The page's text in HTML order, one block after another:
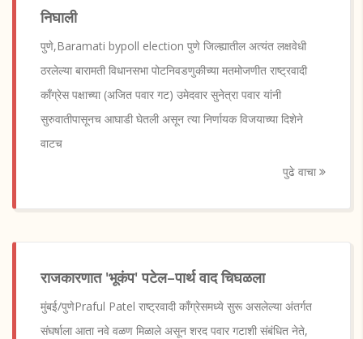
निघाली
पुणे,Baramati bypoll election पुणे जिल्ह्यातील अत्यंत लक्षवेधी
ठरलेल्या बारामती विधानसभा पोटनिवडणुकीच्या मतमोजणीत राष्ट्रवादी
काँग्रेस पक्षाच्या (अजित पवार गट) उमेदवार सुनेत्रा पवार यांनी
सुरुवातीपासूनच आघाडी घेतली असून त्या निर्णायक विजयाच्या दिशेने
वाटच
पुढे वाचा
राजकारणात 'भूकंप' पटेल–पार्थ वाद चिघळला
मुंबई/पुणेPraful Patel राष्ट्रवादी काँग्रेसमध्ये सुरू असलेल्या अंतर्गत
संघर्षाला आता नवे वळण मिळाले असून शरद पवार गटाशी संबंधित नेते,